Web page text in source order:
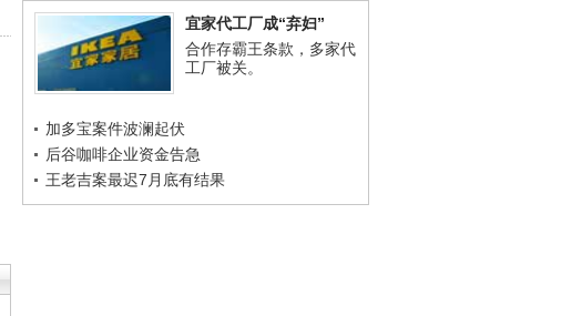
宜家代工厂成“弃妇”
合作存霸王条款，多家代
工厂被关。
加多宝案件波澜起伏
后谷咖啡企业资金告急
王老吉案最迟7月底有结果